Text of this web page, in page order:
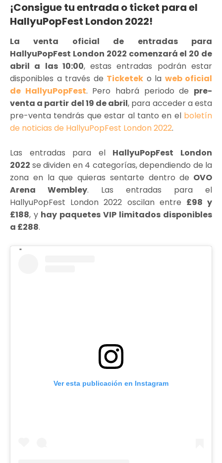
¡Consigue tu entrada o ticket para el
HallyuPopFest London 2022!
La venta oficial de entradas para
HallyuPopFest London 2022 comenzará el 20 de
abril a las 10:00, estas entradas podrán estar
disponibles a través de Ticketek o la web oficial
de HallyuPopFest. Pero habrá periodo de pre-
venta a partir del 19 de abril, para acceder a esta
pre-venta tendrás que estar al tanto en el boletín
de noticias de HallyuPopFest London 2022.
Las entradas para el HallyuPopFest London
2022 se dividen en 4 categorías, dependiendo de la
zona en la que quieras sentarte dentro de OVO
Arena Wembley. Las entradas para el
HallyuPopFest London 2022 oscilan entre £98 y
£188, y hay paquetes VIP limitados disponibles
a £288.
Ver esta publicación en Instagram